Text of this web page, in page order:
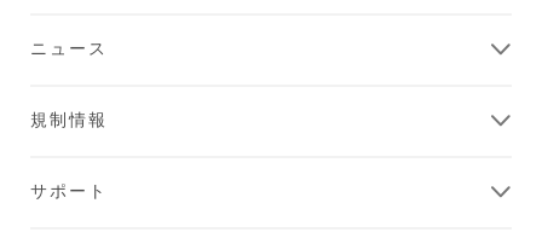
ニュース
規制情報
サポート